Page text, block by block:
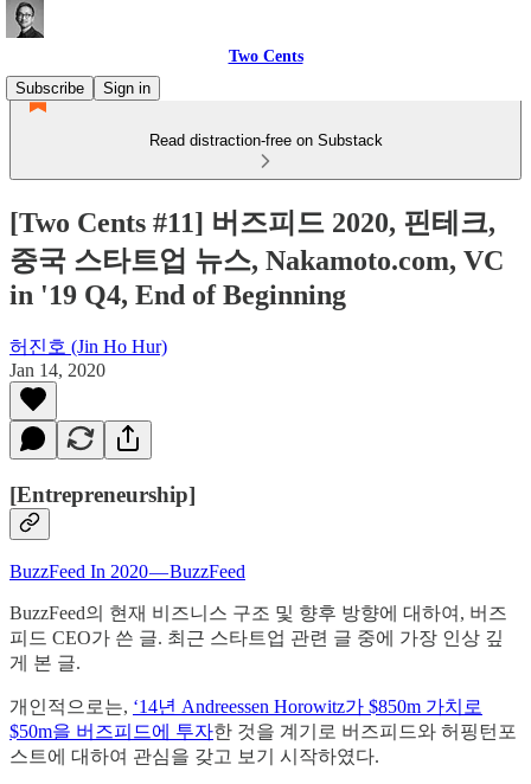
Two Cents
Subscribe
Sign in
Read distraction-free on Substack
[Two Cents #11] 버즈피드 2020, 핀테크,
중국 스타트업 뉴스, Nakamoto.com, VC
in '19 Q4, End of Beginning
허진호 (Jin Ho Hur)
Jan 14, 2020
[Entrepreneurship]
BuzzFeed In 2020 — BuzzFeed
BuzzFeed의 현재 비즈니스 구조 및 향후 방향에 대하여, 버즈
피드 CEO가 쓴 글. 최근 스타트업 관련 글 중에 가장 인상 깊
게 본 글.
개인적으로는, ‘14년 Andreessen Horowitz가 $850m 가치로
$50m을 버즈피드에 투자한 것을 계기로 버즈피드와 허핑턴포
스트에 대하여 관심을 갖고 보기 시작하였다.